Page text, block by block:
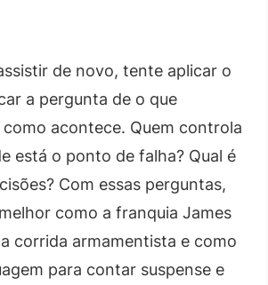
de novo, tente aplicar o
a pergunta de o que
acontece. Quem controla
está o ponto de falha? Qual é
Com essas perguntas,
como a franquia James
corrida armamentista e como
para contar suspense e